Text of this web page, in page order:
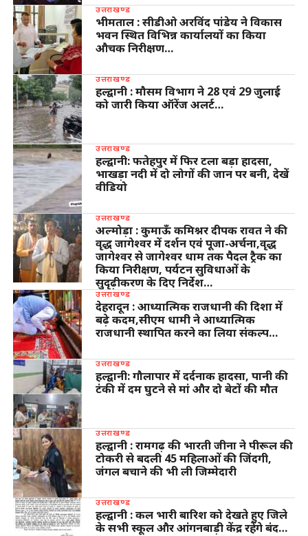
उत्तराखण्ड
भीमताल : सीडीओ अरविंद पांडेय ने विकास
भवन स्थित विभिन्न कार्यालयों का किया
औचक निरीक्षण…
उत्तराखण्ड
हल्द्वानी : मौसम विभाग ने 28 एवं 29 जुलाई
को जारी किया ऑरेंज अलर्ट…
उत्तराखण्ड
हल्द्वानी: फतेहपुर में फिर टला बड़ा हादसा,
भाखड़ा नदी में दो लोगों की जान पर बनी, देखें
वीडियो
उत्तराखण्ड
अल्मोड़ा : कुमाऊँ कमिश्नर दीपक रावत ने की
वृद्ध जागेश्वर में दर्शन एवं पूजा-अर्चना,वृद्ध
जागेश्वर से जागेश्वर धाम तक पैदल ट्रैक का
किया निरीक्षण, पर्यटन सुविधाओं के
सुदृढ़ीकरण के दिए निर्देश…
उत्तराखण्ड
देहरादून : आध्यात्मिक राजधानी की दिशा में
बढ़े कदम,सीएम धामी ने आध्यात्मिक
राजधानी स्थापित करने का लिया संकल्प…
उत्तराखण्ड
हल्द्वानी: गौलापार में दर्दनाक हादसा, पानी की
टंकी में दम घुटने से मां और दो बेटों की मौत
उत्तराखण्ड
हल्द्वानी : रामगढ़ की भारती जीना ने पीरूल की
टोकरी से बदली 45 महिलाओं की जिंदगी,
जंगल बचाने की भी ली जिम्मेदारी
उत्तराखण्ड
हल्द्वानी : कल भारी बारिश को देखते हुए जिले
के सभी स्कूल और आंगनबाड़ी केंद्र रहेंगे बंद…